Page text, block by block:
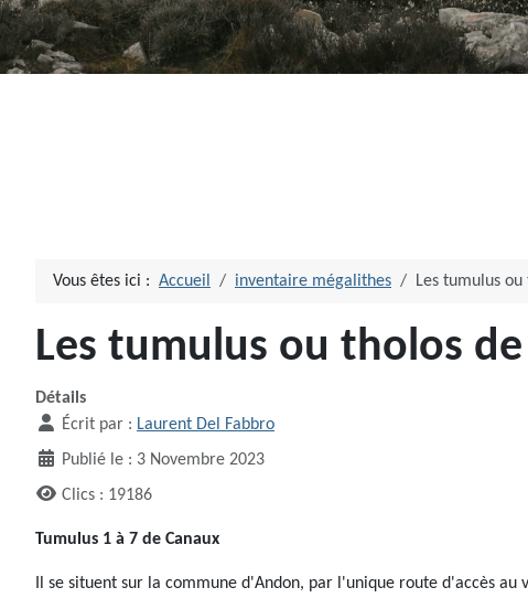
Vous êtes ici : Accueil inventaire mégalithes Les tumulus
Les tumulus ou tholos
Détails
Écrit par : Laurent Del Fabbro
Publié le : 3 Novembre 2023
Clics : 19186
Tumulus 1 à 7 de Canaux
Il se situent sur la commune d'Andon, par l'unique route d'accès